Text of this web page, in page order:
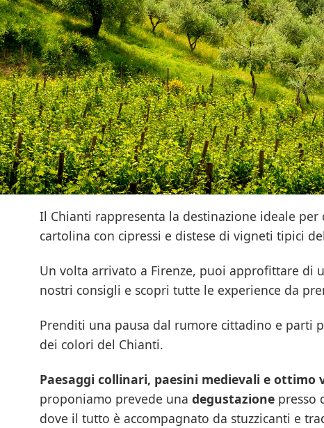
Il Chianti rappresenta la destinazione ideale
cartolina con cipressi e distese di vigneti tipici
Un volta arrivato a Firenze, puoi approfittare di
nostri consigli e scopri tutte le experience da
Prenditi una pausa dal rumore cittadino e parti
dei colori del Chianti.
Paesaggi collinari, paesini medievali e ottimo
proponiamo prevede una degustazione presso
dove il tutto è accompagnato da stuzzicanti e